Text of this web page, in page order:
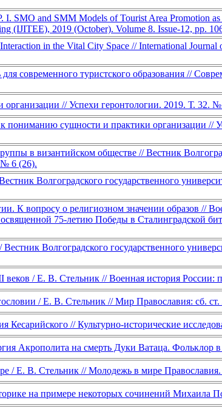
SMO and SMM Models of Tourist Area Promotion
(IJITEE), 2019 (October). Volume 8. Issue-12, pp.
in the Vital City Space // International
современного туристского образования //
// Успехи геронтологии. 2019. Т. 32.
пониманию сущности и практики организации //
в византийском обществе // Вестник
№ 6 (26).
Волгоградского государственного
К вопросу о религиозном значении образов //
75-летию Победы в Сталинградской
Волгоградского государственного
/ Е. В. Стельник // Военная история России:
/ Е. В. Стельник // Мир Православия: сб.
// Культурно-исторические
Акрополита на смерть Дуки Ватаца. Фольклор
/ Е. В. Стельник // Молодежь в мире
на примере некоторых сочинений Михаила